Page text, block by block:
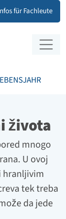
für Fachleute
života
mnogo
U ovoj
hranljivim
tek treba
da jede